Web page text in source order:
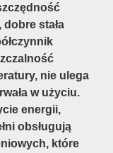
dobre stała
nie ulega
w użyciu.
energii,
obsługują
które